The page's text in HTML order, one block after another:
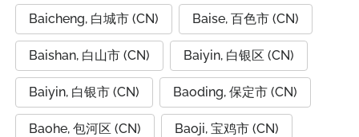
Baicheng, 白城市 (CN) Baise, 百色市 (CN)
Baishan, 白山市 (CN) Baiyin, 白银区 (CN)
Baiyin, 白银市 (CN) Baoding, 保定市 (CN)
Baohe, 包河区 (CN) Baoji, 宝鸡市 (CN)